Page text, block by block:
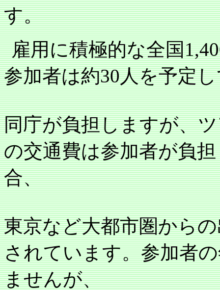
す。
雇用に積極的な全国
参加者は約30人を予定
同庁が負担しますが、
の交通費は参加者が負
合、
東京など大都市圏から
されています。参加者
ませんが、